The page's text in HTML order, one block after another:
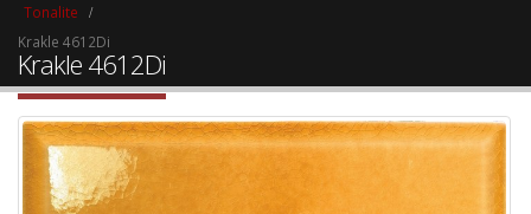
Tonalite
Krakle 4612Di
Krakle 4612Di